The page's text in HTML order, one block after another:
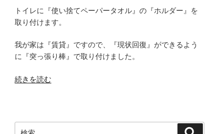
トイレに『使い捨てペーパータオル』の『ホルダー』を
取り付けます。
我が家は『賃貸』ですので、『現状回復』ができるよう
に『突っ張り棒』で取り付けました。
“【賃
続きを読む
検